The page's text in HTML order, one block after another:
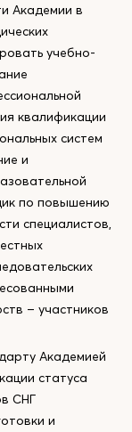
Академии в
учебно-
квалификации
систем
и
по повышению
специалистов,
– участников
Академией
статуса
СНГ
и